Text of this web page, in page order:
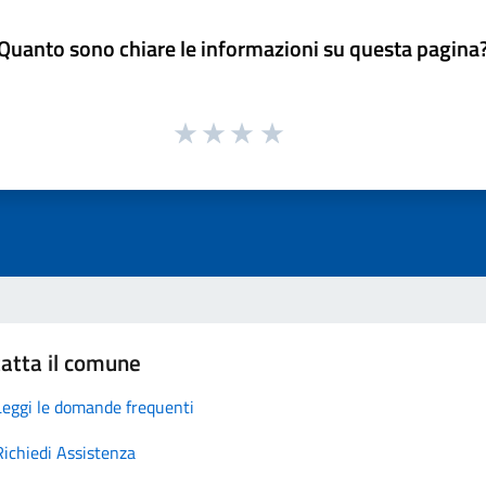
sono chiare le informazioni su questa
il comune
le domande frequenti
Assistenza